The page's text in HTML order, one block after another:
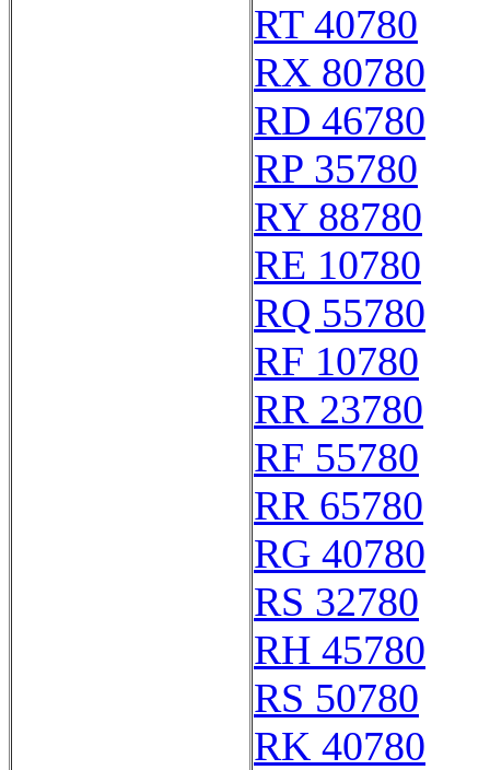
RT 40780
RX 80780
RD 46780
RP 35780
RY 88780
RE 10780
RQ 55780
RF 10780
RR 23780
RF 55780
RR 65780
RG 40780
RS 32780
RH 45780
RS 50780
RK 40780